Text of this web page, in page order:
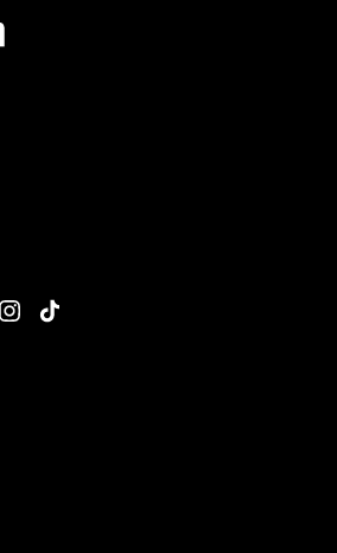
Strona otwiera się w nowym oknie.
Strona otwiera się w nowym oknie.
LinkedIn. Strona otwiera się w nowym oknie.
Profil na YouTube. Strona otwiera się w nowym
Profil na Instagram. Strona otwiera się